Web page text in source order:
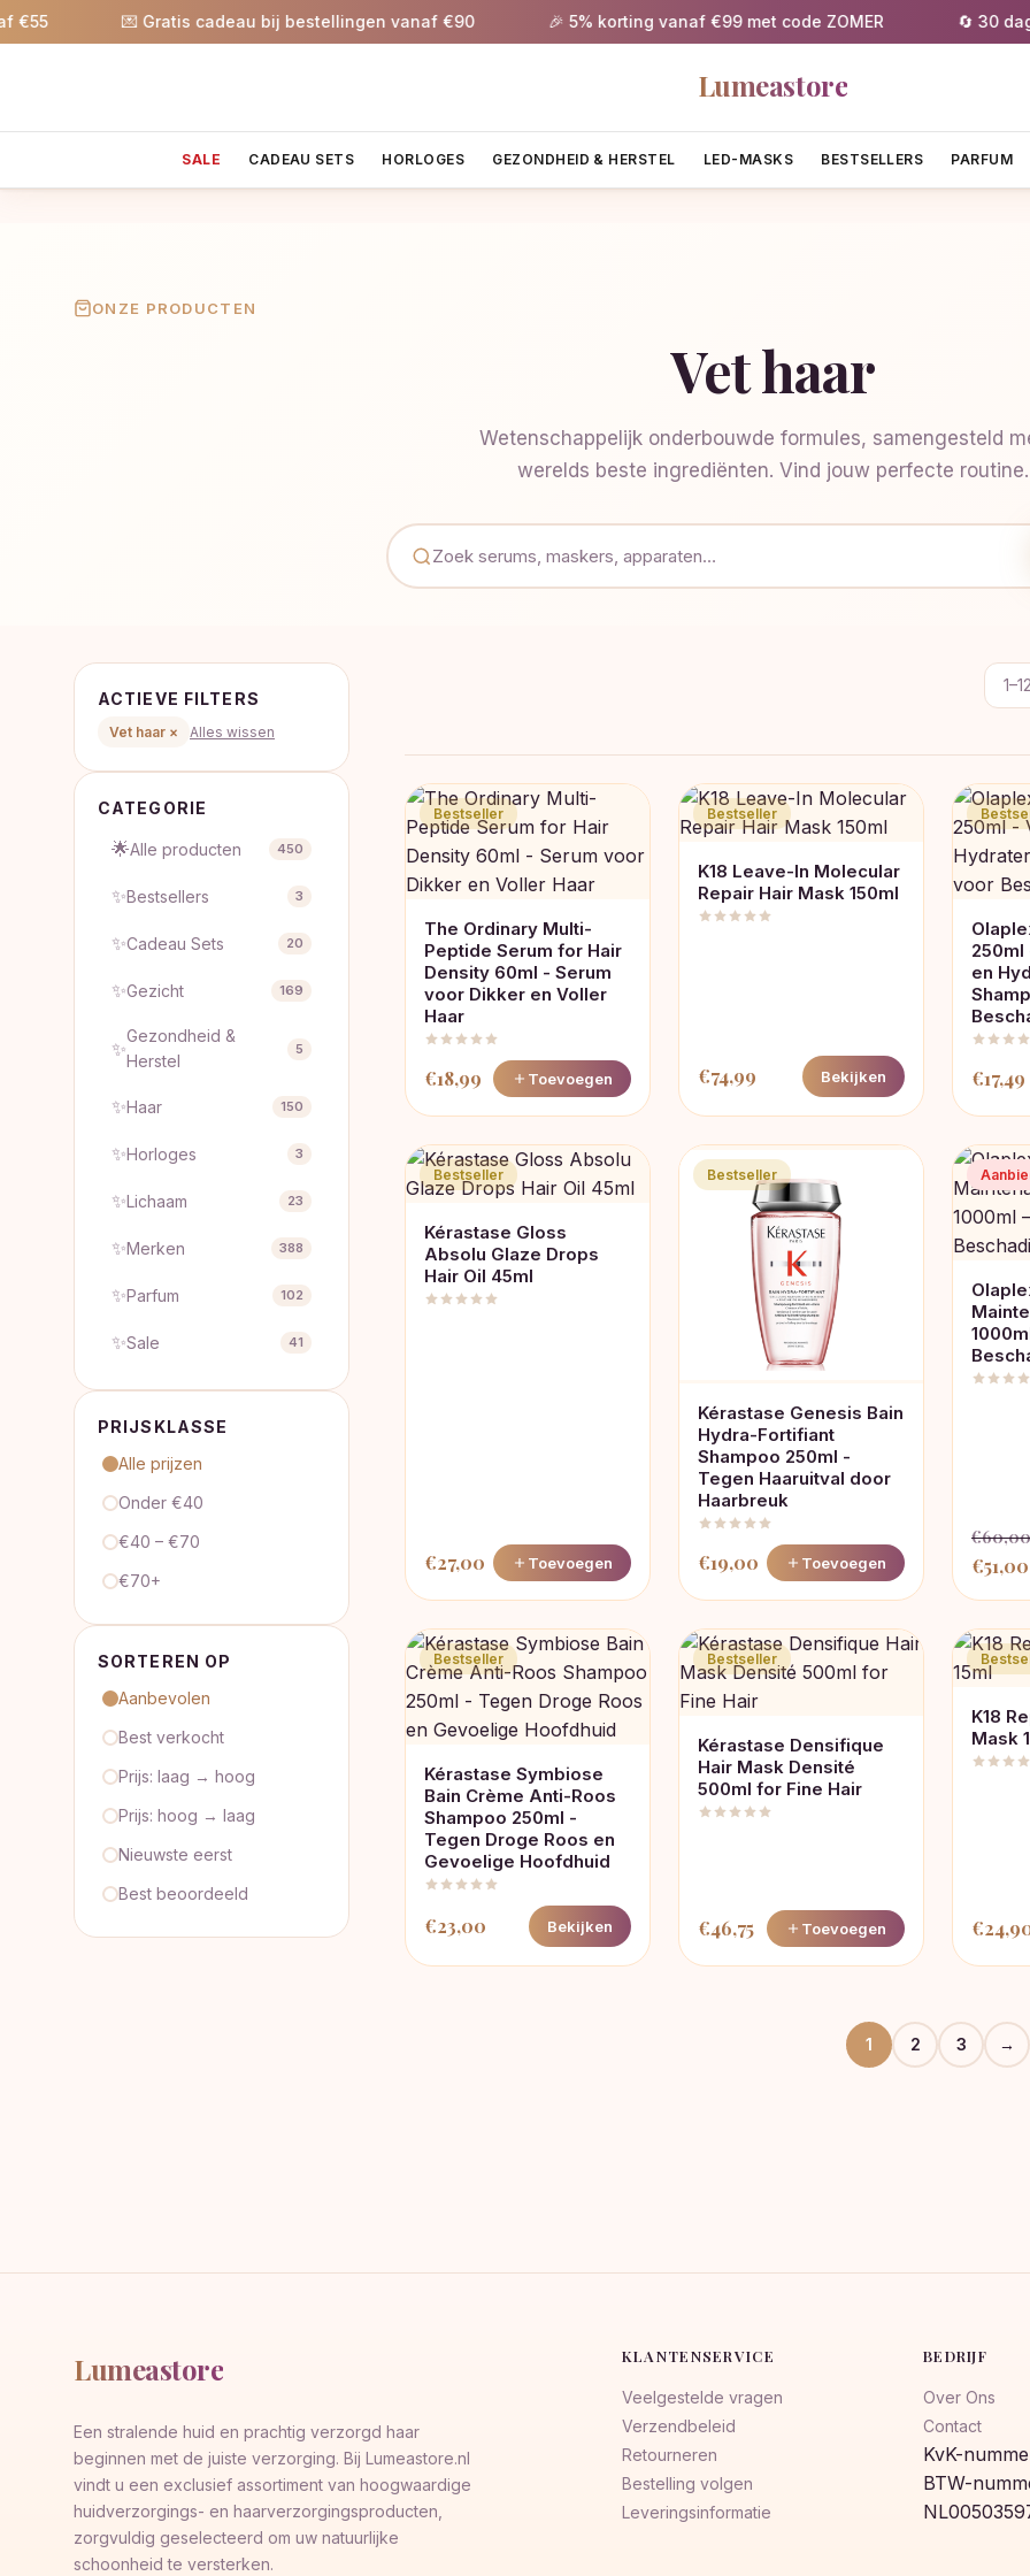
💌 Gratis cadeau bij bestellingen vanaf €90 🎉 5% korting vanaf €99 met code ZOMER 🔄 30
Lumeastore
SALE CADEAU SETS HORLOGES GEZONDHEID & HERSTEL LED-MASKS BESTSELLERS PARFUM
ONZE PRODUCTEN
Vet haar
Wetenschappelijk onderbouwde formules, samengesteld
werelds beste ingrediënten. Vind jouw perfecte routine.
ACTIEVE FILTERS
Vet haar × Alles wissen
CATEGORIE
🌟Alle producten 450
✨Bestsellers 3
✨Cadeau Sets 20
✨Gezicht 169
✨
Gezondheid &
Herstel
5
✨Haar 150
✨Horloges 3
✨Lichaam 23
✨Merken 388
✨Parfum 102
✨Sale 41
PRIJSKLASSE
Alle prijzen
Onder €40
€40 – €70
€70+
SORTEREN OP
Aanbevolen
Best verkocht
Prijs: laag → hoog
Prijs: hoog → laag
Nieuwste eerst
Best beoordeeld
Bestseller
The Ordinary Multi-
Peptide Serum for Hair
Density 60ml - Serum
voor Dikker en Voller
Haar
€18,99 Toevoegen
Bestseller
K18 Leave-In Molecular
Repair Hair Mask 150ml
€74,99 Bekijken
en
€17,49
Bestseller
Kérastase Gloss
Absolu Glaze Drops
Hair Oil 45ml
€27,00 Toevoegen
Bestseller
Kérastase Genesis Bain
Hydra-Fortifiant
Shampoo 250ml -
Tegen Haaruitval door
Haarbreuk
€19,00 Toevoegen
€60,00
prijs
€51,00
Bestseller
Kérastase Symbiose
Bain Crème Anti-Roos
Shampoo 250ml -
Tegen Droge Roos en
Gevoelige Hoofdhuid
€23,00 Bekijken
Bestseller
Kérastase Densifique
Hair Mask Densité
500ml for Fine Hair
€46,75 Toevoegen
K18
Mask
€
1 2 3 →
Lumeastore
Een stralende huid en prachtig verzorgd haar
beginnen met de juiste verzorging. Bij Lumeastore.nl
vindt u een exclusief assortiment van hoogwaardige
huidverzorgings- en haarverzorgingsproducten,
zorgvuldig geselecteerd om uw natuurlijke
schoonheid te versterken.
KLANTENSERVICE
Veelgestelde vragen
Verzendbeleid
Retourneren
Bestelling volgen
Leveringsinformatie
BEDRIJF
Over Ons
Contact
KvK-
BTW-